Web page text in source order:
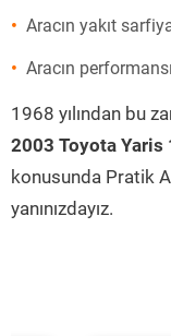
Aracın yakıt
Aracın
1968 yılından bu
2003 Toyota Yaris
konusunda Pratik
yanınızdayız.